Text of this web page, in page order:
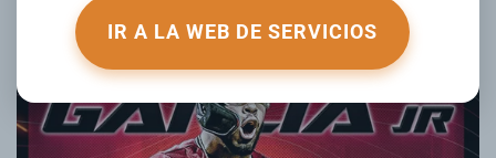
IR A LA WEB DE SERVICIOS